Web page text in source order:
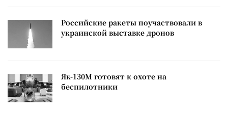
Российские ракеты поучаствовали в
украинской выставке дронов
Як-130М готовят к охоте на
беспилотники